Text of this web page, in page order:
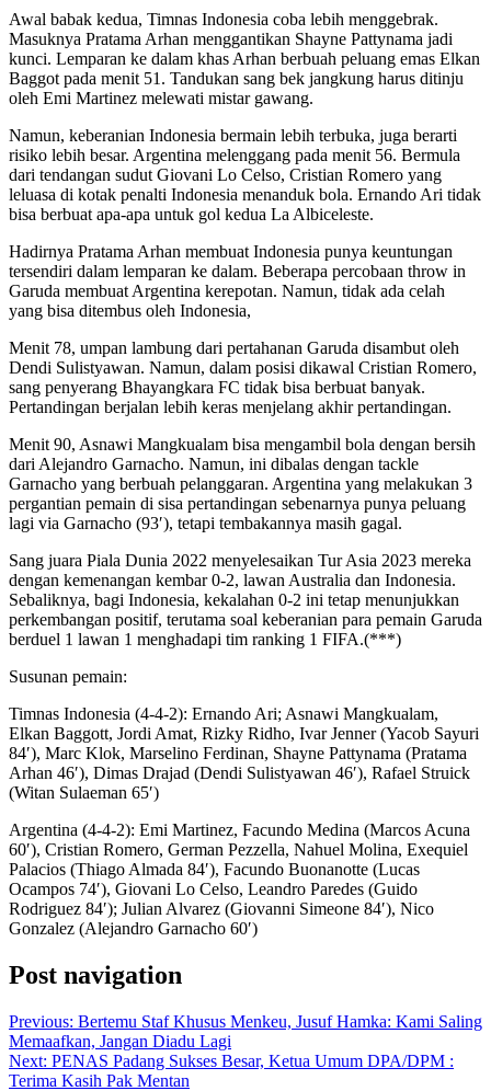
Awal babak kedua, Timnas Indonesia coba lebih menggebrak.
Masuknya Pratama Arhan menggantikan Shayne Pattynama jadi
kunci. Lemparan ke dalam khas Arhan berbuah peluang emas Elkan
Baggot pada menit 51. Tandukan sang bek jangkung harus ditinju
oleh Emi Martinez melewati mistar gawang.
Namun, keberanian Indonesia bermain lebih terbuka, juga berarti
risiko lebih besar. Argentina melenggang pada menit 56. Bermula
dari tendangan sudut Giovani Lo Celso, Cristian Romero yang
leluasa di kotak penalti Indonesia menanduk bola. Ernando Ari tidak
bisa berbuat apa-apa untuk gol kedua La Albiceleste.
Hadirnya Pratama Arhan membuat Indonesia punya keuntungan
tersendiri dalam lemparan ke dalam. Beberapa percobaan throw in
Garuda membuat Argentina kerepotan. Namun, tidak ada celah
yang bisa ditembus oleh Indonesia,
Menit 78, umpan lambung dari pertahanan Garuda disambut oleh
Dendi Sulistyawan. Namun, dalam posisi dikawal Cristian Romero,
sang penyerang Bhayangkara FC tidak bisa berbuat banyak.
Pertandingan berjalan lebih keras menjelang akhir pertandingan.
Menit 90, Asnawi Mangkualam bisa mengambil bola dengan bersih
dari Alejandro Garnacho. Namun, ini dibalas dengan tackle
Garnacho yang berbuah pelanggaran. Argentina yang melakukan 3
pergantian pemain di sisa pertandingan sebenarnya punya peluang
lagi via Garnacho (93′), tetapi tembakannya masih gagal.
Sang juara Piala Dunia 2022 menyelesaikan Tur Asia 2023 mereka
dengan kemenangan kembar 0-2, lawan Australia dan Indonesia.
Sebaliknya, bagi Indonesia, kekalahan 0-2 ini tetap menunjukkan
perkembangan positif, terutama soal keberanian para pemain Garuda
berduel 1 lawan 1 menghadapi tim ranking 1 FIFA.(***)
Susunan pemain:
Timnas Indonesia (4-4-2): Ernando Ari; Asnawi Mangkualam,
Elkan Baggott, Jordi Amat, Rizky Ridho, Ivar Jenner (Yacob Sayuri
84′), Marc Klok, Marselino Ferdinan, Shayne Pattynama (Pratama
Arhan 46′), Dimas Drajad (Dendi Sulistyawan 46′), Rafael Struick
(Witan Sulaeman 65′)
Argentina (4-4-2): Emi Martinez, Facundo Medina (Marcos Acuna
60′), Cristian Romero, German Pezzella, Nahuel Molina, Exequiel
Palacios (Thiago Almada 84′), Facundo Buonanotte (Lucas
Ocampos 74′), Giovani Lo Celso, Leandro Paredes (Guido
Rodriguez 84′); Julian Alvarez (Giovanni Simeone 84′), Nico
Gonzalez (Alejandro Garnacho 60′)
Post navigation
Previous: Bertemu Staf Khusus Menkeu, Jusuf Hamka: Kami Saling
Memaafkan, Jangan Diadu Lagi
Next: PENAS Padang Sukses Besar, Ketua Umum DPA/DPM :
Terima Kasih Pak Mentan